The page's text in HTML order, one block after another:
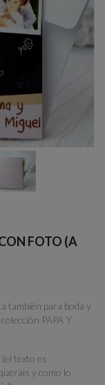
FOTO (A
también para boda y
PAPA Y
texto es
y como lo